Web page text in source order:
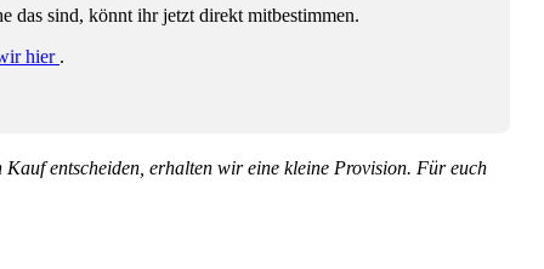
das sind, könnt ihr jetzt direkt mitbestimmen.
hier .
entscheiden, erhalten wir eine kleine Provision. Für euch